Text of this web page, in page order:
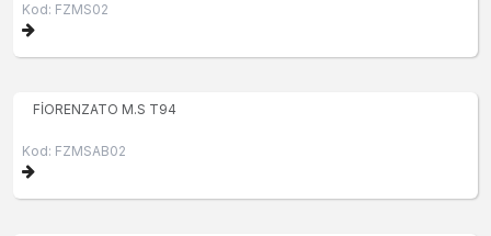
Kod: FZMS02
FİORENZATO M.S T94
Kod: FZMSAB02